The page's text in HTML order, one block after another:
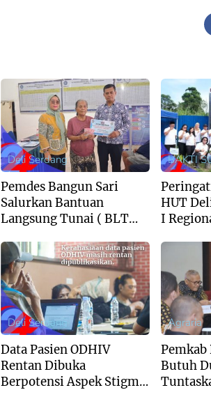
Deli Serdang
Pemdes Bangun Sari
Salurkan Bantuan
Langsung Tunai ( BLT
BAKTI
HUT
I
Deli Serdang
Data Pasien ODHIV
Rentan Dibuka
Berpotensi Aspek Stigma
Agraria
Pemkab
Butuh